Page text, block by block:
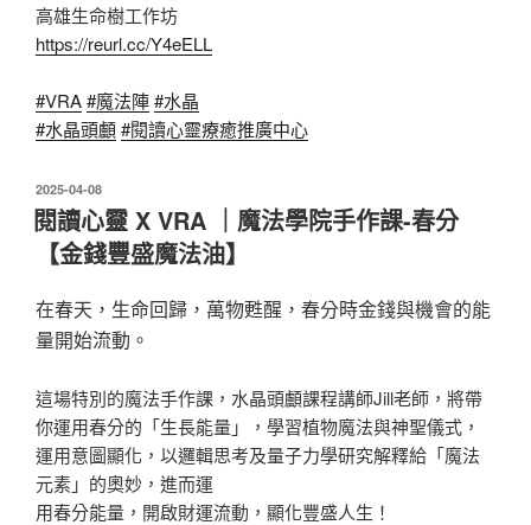
高雄生命樹工作坊
https://reurl.cc/Y4eELL
#VRA#魔法陣#水晶
#水晶頭顱#閱讀心靈療癒推廣中心
發
佈
於
2025-04-08
閱讀心靈 X VRA ｜魔法學院手作課-春分
【金錢豐盛魔法油】
在春天，生命回歸，萬物甦醒，春分時金錢與機會的能
量開始流動。
這場特別的魔法手作課，水晶頭顱課程講師Jill老師，將帶
你運用春分的「生長能量」，學習植物魔法與神聖儀式，
運用意圖顯化，以邏輯思考及量子力學研究解釋給「魔法
元素」的奧妙，進而運
用春分能量，開啟財運流動，顯化豐盛人生！